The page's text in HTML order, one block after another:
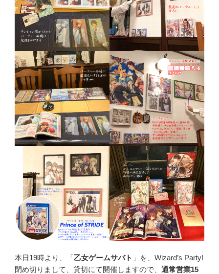
本日19時より、「乙女ゲームサバト 」を、Wizard’s Party!
閉め切りまして、貸切にて開催しますので、 通常営業15